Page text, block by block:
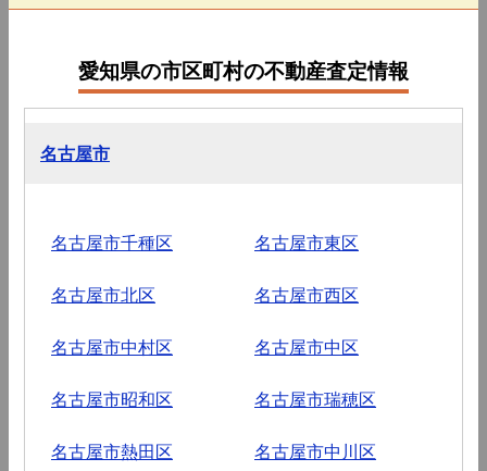
愛知県の市区町村の不動産査定情報
名古屋市
名古屋市千種区 名古屋市東区
名古屋市北区 名古屋市西区
名古屋市中村区 名古屋市中区
名古屋市昭和区 名古屋市瑞穂区
名古屋市熱田区 名古屋市中川区